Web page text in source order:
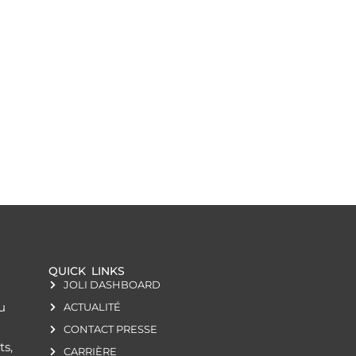
QUICK LINKS
JOLI DASHBOARD
ACTUALITÉ
CONTACT PRESSE
CARRIÈRE